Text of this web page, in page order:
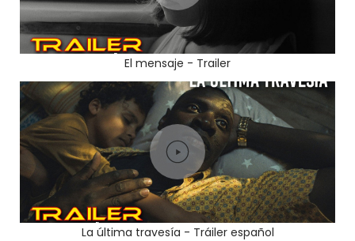
El mensaje - Trailer
La última travesía - Tráiler español